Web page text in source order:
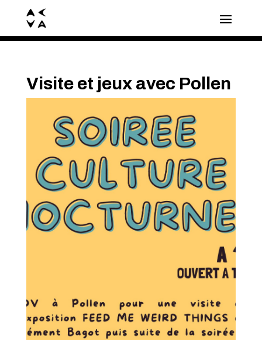
Visite et jeux avec Pollen